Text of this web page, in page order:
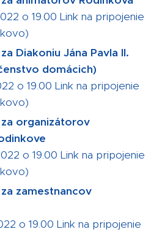
o 19.00 Link na pripojenie
Diakoniu Jána Pavla II.
domácich)
o 19.00 Link na pripojenie
organizátorov
o 19.00 Link na pripojenie
zamestnancov
o 19.00 Link na pripojenie